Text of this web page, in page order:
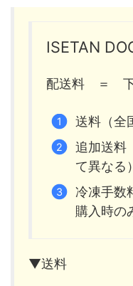
ISETAN
配送料 ＝
送料（全
追加送料
て異なる）
冷凍手数
購入時の
▼送料